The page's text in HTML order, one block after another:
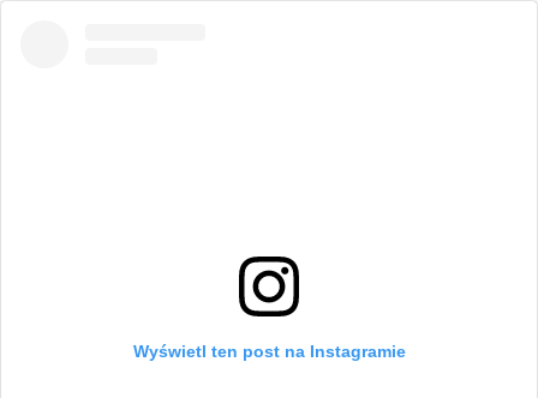
Wyświetl ten post na Instagramie